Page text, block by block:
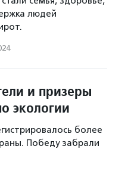
людей
и призеры
экологии
более
Победу забрали